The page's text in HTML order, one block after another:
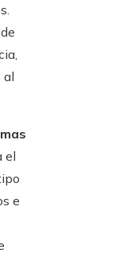
al
el
e